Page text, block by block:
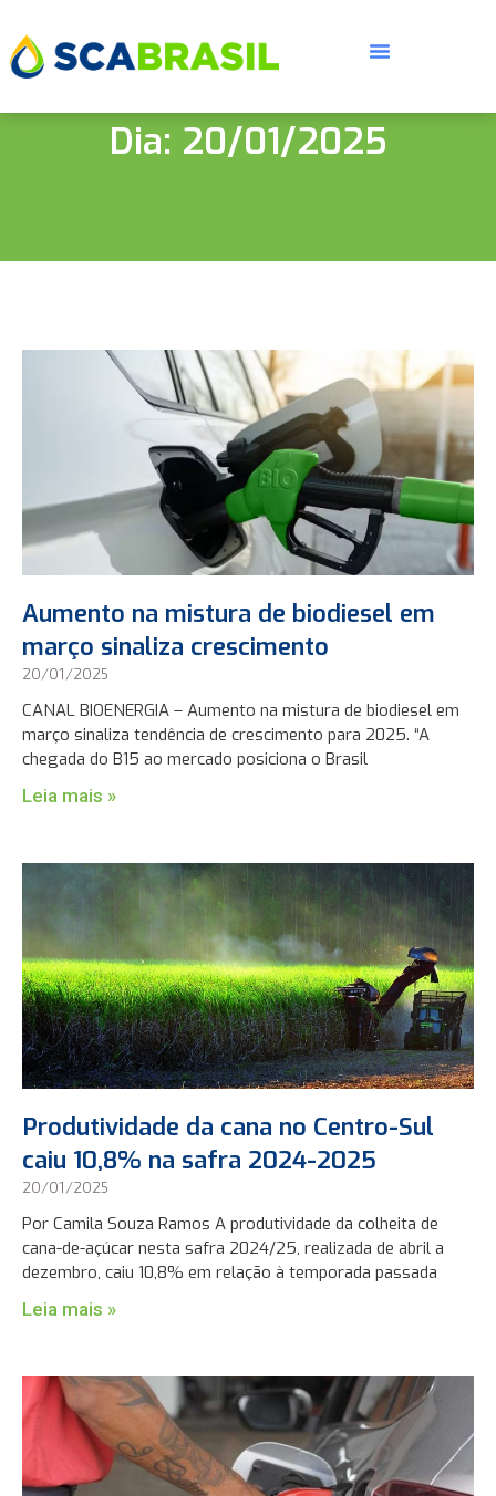
Dia: 20/01/2025
Aumento na mistura de biodiesel em
março sinaliza crescimento
20/01/2025
CANAL BIOENERGIA – Aumento na mistura de biodiesel em
março sinaliza tendência de crescimento para 2025. “A
chegada do B15 ao mercado posiciona o Brasil
Leia mais »
Produtividade da cana no Centro-Sul
caiu 10,8% na safra 2024-2025
20/01/2025
Por Camila Souza Ramos A produtividade da colheita de
cana-de-açúcar nesta safra 2024/25, realizada de abril a
dezembro, caiu 10,8% em relação à temporada passada
Leia mais »